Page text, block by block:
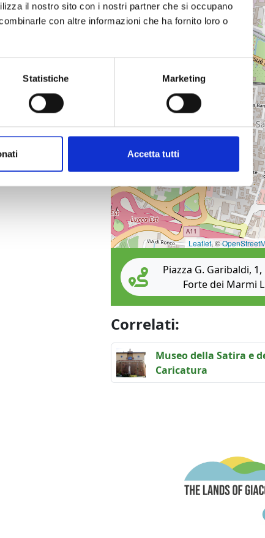
il nostro sito con i nostri partner che si occupano
con altre informazioni che ha fornito loro o
Statistiche Marketing
Accetta tutti
Leaflet, ©
Piazza G. Garibaldi, 1,
Forte dei Marmi
Correlati:
Museo della Satira e
Museo della Satira e
Caricatura